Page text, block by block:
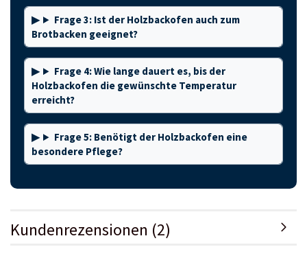
Frage 3: Ist der Holzbackofen auch zum
Brotbacken geeignet?
Frage 4: Wie lange dauert es, bis der
Holzbackofen die gewünschte Temperatur
erreicht?
Frage 5: Benötigt der Holzbackofen eine
besondere Pflege?
Kundenrezensionen (2)